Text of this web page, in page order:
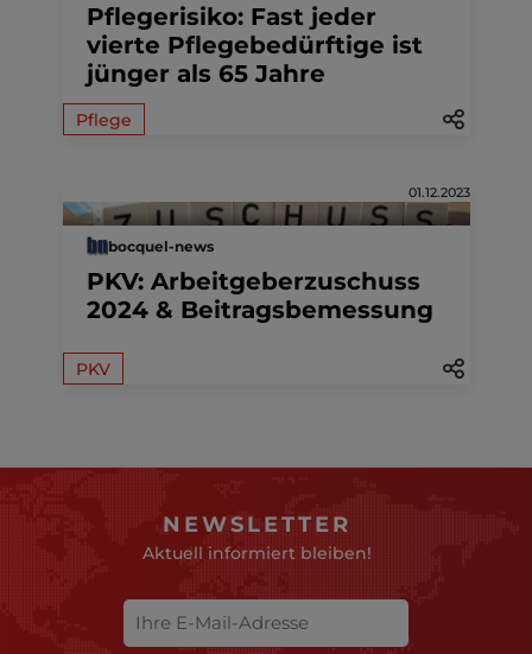
Pflegerisiko: Fast jeder
vierte Pflegebedürftige ist
jünger als 65 Jahre
Pflege
01.12.2023
bocquel-news
PKV: Arbeitgeberzuschuss
2024 & Beitragsbemessung
PKV
NEWSLETTER
Aktuell informiert bleiben!